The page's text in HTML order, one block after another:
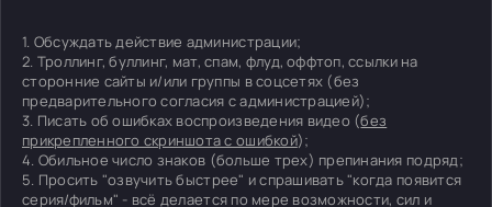
1. Обсуждать действие администрации;
2. Троллинг, буллинг, мат, спам, флуд, оффтоп, ссылки на
сторонние сайты и/или группы в соцсетях (без
предварительного согласия с администрацией);
3. Писать об ошибках воспроизведения видео (без
прикрепленного скриншота с ошибкой);
4. Обильное число знаков (больше трех) препинания подряд;
5. Просить "озвучить быстрее" и спрашивать "когда появится
серия/фильм" - всё делается по мере возможности, сил и